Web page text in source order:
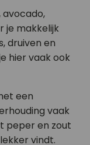
avocado,
je makkelijk
druiven en
hier vaak ook
een
vaak
peper en zout
vindt.